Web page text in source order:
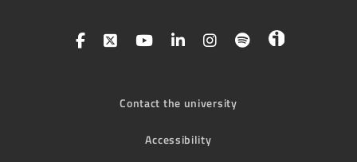
Contact the university
Accessibility